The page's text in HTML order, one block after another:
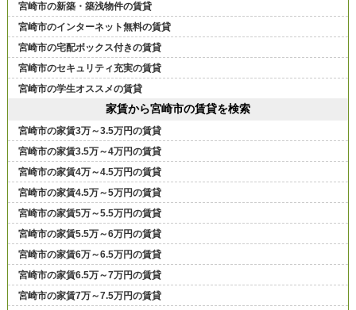
宮崎市の新築・築浅物件の賃貸
宮崎市のインターネット無料の賃貸
宮崎市の宅配ボックス付きの賃貸
宮崎市のセキュリティ充実の賃貸
宮崎市の学生オススメの賃貸
家賃から宮崎市の賃貸を検索
宮崎市の家賃3万～3.5万円の賃貸
宮崎市の家賃3.5万～4万円の賃貸
宮崎市の家賃4万～4.5万円の賃貸
宮崎市の家賃4.5万～5万円の賃貸
宮崎市の家賃5万～5.5万円の賃貸
宮崎市の家賃5.5万～6万円の賃貸
宮崎市の家賃6万～6.5万円の賃貸
宮崎市の家賃6.5万～7万円の賃貸
宮崎市の家賃7万～7.5万円の賃貸